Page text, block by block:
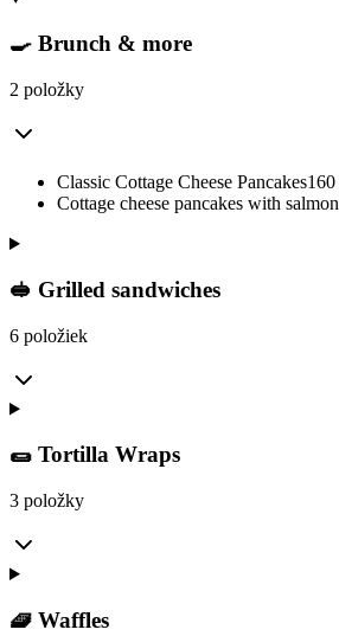
🍳 Brunch & more
2 položky
Classic Cottage Cheese Pancakes160
Cottage cheese pancakes with salmon
🥪 Grilled sandwiches
6 položiek
🌯 Tortilla Wraps
3 položky
🧇 Waffles